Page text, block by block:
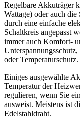
Regelbare Akkuträger
Wattage) oder auch
durch eine einfache
Schaltkreis angepasst
immer auch Komfort-
oder Temperaturschutz.
Einiges ausgewählte
Temperatur der
regulieren, wenn Sie
ausweist. Meistens ist
Edelstahldraht.